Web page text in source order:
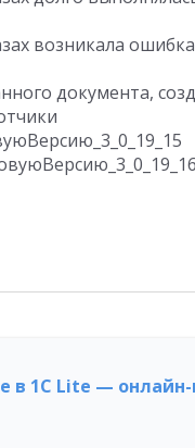
возникала
документа,
в 1С Lite —